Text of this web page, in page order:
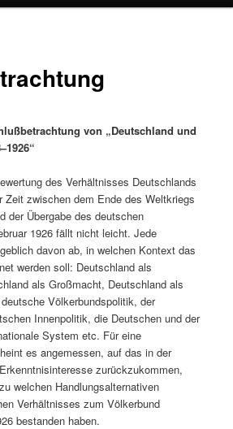
von „Deutschland und
des Verhältnisses Deutschlands
Zeit zwischen dem Ende des Weltkriegs
der Übergabe des deutschen
1926 fällt nicht leicht. Jede
davon ab, in welchen Kontext das
werden soll: Deutschland als
als Großmacht, Deutschland als
Völkerbundspolitik, der
Innenpolitik, die Deutschen und der
System etc. Für eine
es angemessen, auf das in der
zurückzukommen,
welchen Handlungsalternativen
Verhältnisses zum Völkerbund
bestanden haben.